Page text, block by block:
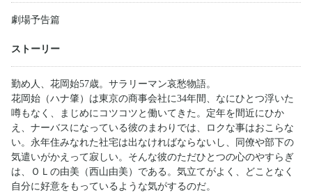
劇場予告篇
ストーリー
勤め人、花岡始57歳。サラリーマン哀愁物語。
花岡始（ハナ肇）は東京の商事会社に34年間、なにひとつ浮いた
噂もなく、まじめにコツコツと働いてきた。定年を間近にひか
え、ナーバスになっている彼のまわりでは、ロクな事はおこらな
い。永年住みなれた社宅は出なければならないし、同僚や部下の
気遣いがかえって寂しい。そんな彼のただひとつの心のやすらぎ
は、ＯＬの由美（西山由美）である。気立てがよく、どことなく
自分に好意をもっているような気がするのだ。